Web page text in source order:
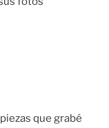
que grabé